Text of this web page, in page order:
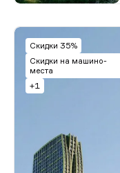
Скидки 35%
Скидки на машино-
места
+1